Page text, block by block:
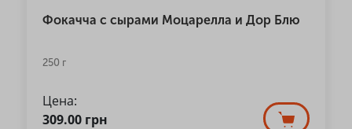
Фокачча с сырами Моцарелла и Дор Блю
250 г
Цена:
309.00 грн